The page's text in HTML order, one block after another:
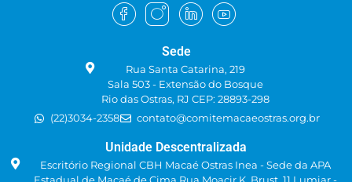
Sede
Rua Santa Catarina, 219
Sala 503 - Extensão do Bosque
Rio das Ostras, RJ CEP: 28893-298
(22)3034-2358
contato@comitemacaeostras.org.br
Unidade Descentralizada
Escritório Regional CBH Macaé Ostras Inea - Sede da APA